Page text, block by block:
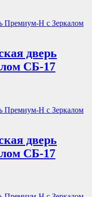
дверь
СБ-17
дверь
СБ-17